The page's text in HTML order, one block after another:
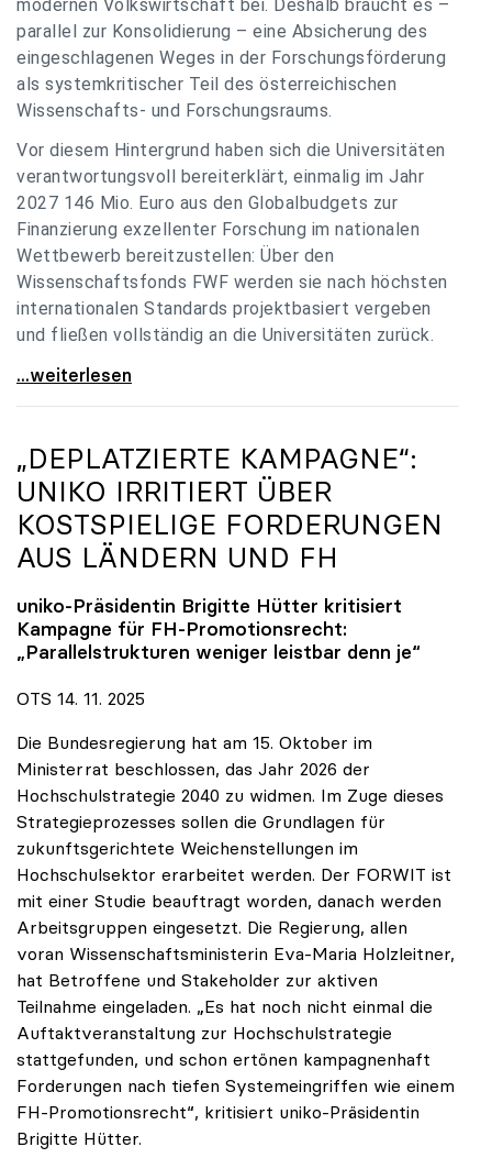
modernen Volkswirtschaft bei. Deshalb braucht es –
parallel zur Konsolidierung – eine Absicherung des
eingeschlagenen Weges in der Forschungsförderung
als systemkritischer Teil des österreichischen
Wissenschafts- und Forschungsraums.
Vor diesem Hintergrund haben sich die Universitäten
verantwortungsvoll bereiterklärt, einmalig im Jahr
2027 146 Mio. Euro aus den Globalbudgets zur
Finanzierung exzellenter Forschung im nationalen
Wettbewerb bereitzustellen: Über den
Wissenschaftsfonds FWF werden sie nach höchsten
internationalen Standards projektbasiert vergeben
und fließen vollständig an die Universitäten zurück.
Gemeinsam für einen starken Wissenschafts- und
...weiterlesen
„DEPLATZIERTE KAMPAGNE“:
UNIKO IRRITIERT ÜBER
KOSTSPIELIGE FORDERUNGEN
AUS LÄNDERN UND FH
uniko-Präsidentin Brigitte Hütter kritisiert
Kampagne für FH-Promotionsrecht:
„Parallelstrukturen weniger leistbar denn je“
OTS 14. 11. 2025
Die Bundesregierung hat am 15. Oktober im
Ministerrat beschlossen, das Jahr 2026 der
Hochschulstrategie 2040 zu widmen. Im Zuge dieses
Strategieprozesses sollen die Grundlagen für
zukunftsgerichtete Weichenstellungen im
Hochschulsektor erarbeitet werden. Der FORWIT ist
mit einer Studie beauftragt worden, danach werden
Arbeitsgruppen eingesetzt. Die Regierung, allen
voran Wissenschaftsministerin Eva-Maria Holzleitner,
hat Betroffene und Stakeholder zur aktiven
Teilnahme eingeladen. „Es hat noch nicht einmal die
Auftaktveranstaltung zur Hochschulstrategie
stattgefunden, und schon ertönen kampagnenhaft
Forderungen nach tiefen Systemeingriffen wie einem
FH-Promotionsrecht“, kritisiert uniko-Präsidentin
Brigitte Hütter.